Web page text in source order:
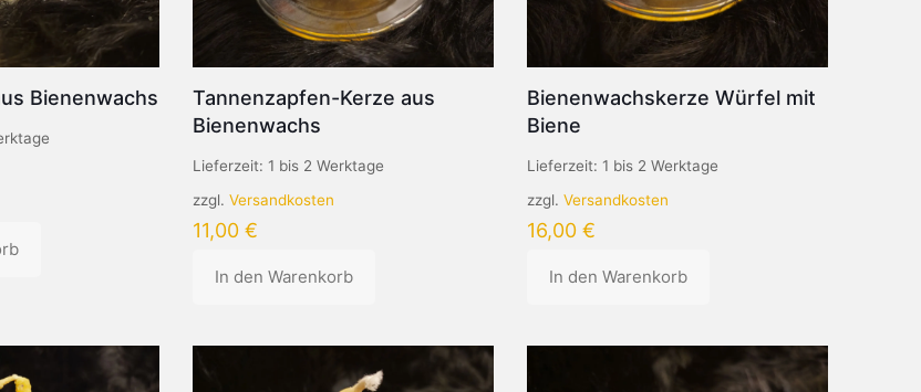
Bienenwachs
Tannenzapfen-Kerze aus
Bienenwachs
Lieferzeit: 1 bis 2 Werktage
zzgl. Versandkosten
11,00 €
In den Warenkorb
Bienenwachskerze Würfel mit
Biene
Lieferzeit: 1 bis 2 Werktage
zzgl. Versandkosten
16,00 €
In den Warenkorb